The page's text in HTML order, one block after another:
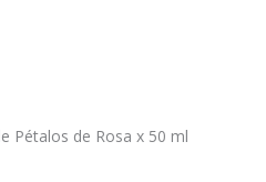
Pétalos de Rosa x 50 ml